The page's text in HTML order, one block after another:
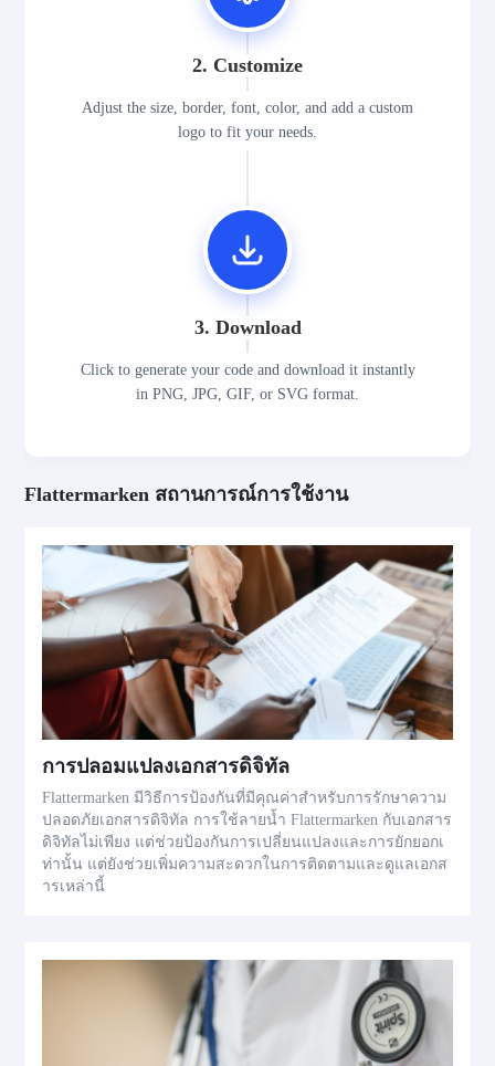
2. Customize
Adjust the size, border, font, color, and add a custom
logo to fit your needs.
3. Download
Click to generate your code and download it instantly
in PNG, JPG, GIF, or SVG format.
Flattermarken สถานการณ์การใช้งาน
การปลอมแปลงเอกสารดิจิทัล
Flattermarken มีวิธีการป้องกันที่มีคุณค่าสำหรับการรักษาความ
ปลอดภัยเอกสารดิจิทัล การใช้ลายน้ำ Flattermarken กับเอกสาร
ดิจิทัลไม่เพียง แต่ช่วยป้องกันการเปลี่ยนแปลงและการยักยอกเ
ท่านั้น แต่ยังช่วยเพิ่มความสะดวกในการติดตามและดูแลเอกส
ารเหล่านี้